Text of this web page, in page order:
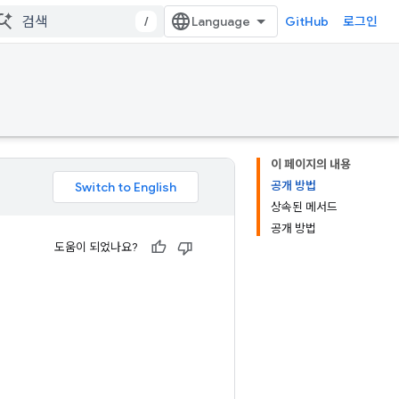
/ GitHub 로그인
이 페이지의 내용
공개 방법
상속된 메서드
공개 방법
도움이 되었나요?